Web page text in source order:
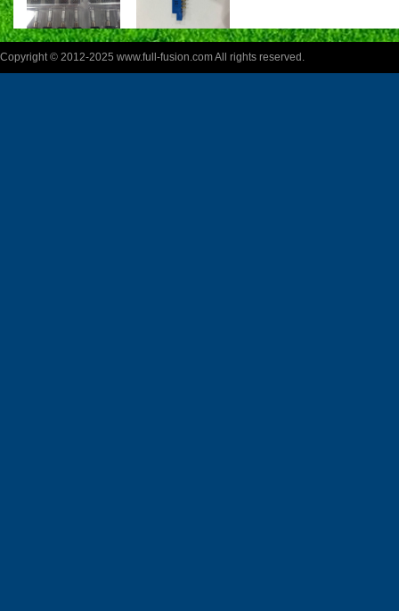
Copyright © 2012-2025 www.full-fusion.com All rights reserved.